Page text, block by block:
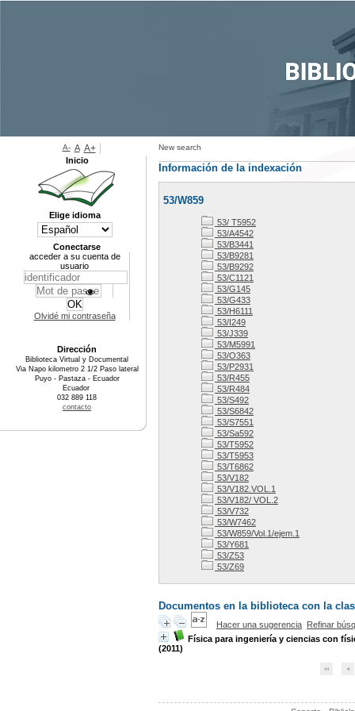
New search
Información de la indexación
53/W859
53/ T5952
53/A4542
53/B3441
53/B9281
53/B9292
53/C1121
53/G145
53/G433
53/H6111
53/I249
53/J339
53/M5991
53/O363
53/P2931
53/R455
53/R484
53/S492
53/S6842
53/S7551
53/Sa592
53/T5952
53/T5953
53/T6862
53/V182
53/V182.VOL.1
53/V182/ VOL.2
53/V732
53/W7462
53/W859/Vol.1/ejem.1
53/Y681
53/Z53
53/Z69
Documentos en la biblioteca con la
Hacer una sugerencia Refinar
Física para ingeniería y ciencias con
(2011)
A- A A+
Inicio
Elige idioma
Conectarse
acceder a su cuenta de
usuario
Olvidé mi contraseña
Dirección
Biblioteca Virtual y Documental
Via Napo kilometro 2 1/2 Paso lateral
Puyo - Pastaza - Ecuador
Ecuador
032 889 118
contacto